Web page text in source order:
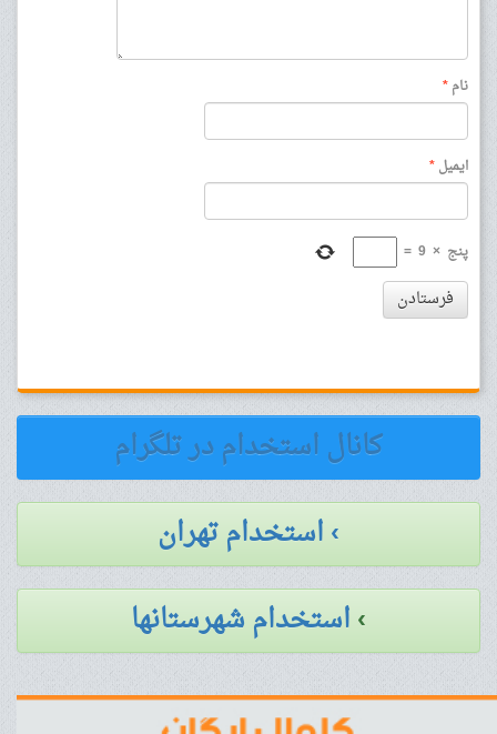
نام*
ایمیل*
پنج ×
9
=
فرستادن
کانال استخدام در تلگرام
› استخدام تهران
›استخدام شهرستانها